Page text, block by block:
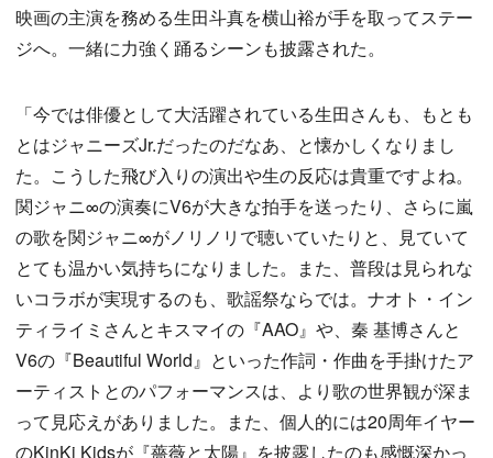
映画の主演を務める生田斗真を横山裕が手を取ってステー
ジへ。一緒に力強く踊るシーンも披露された。
「今では俳優として大活躍されている生田さんも、もとも
とはジャニーズJr.だったのだなあ、と懐かしくなりまし
た。こうした飛び入りの演出や生の反応は貴重ですよね。
関ジャニ∞の演奏にV6が大きな拍手を送ったり、さらに嵐
の歌を関ジャニ∞がノリノリで聴いていたりと、見ていて
とても温かい気持ちになりました。また、普段は見られな
いコラボが実現するのも、歌謡祭ならでは。ナオト・イン
ティライミさんとキスマイの『AAO』や、秦 基博さんと
V6の『Beautiful World』といった作詞・作曲を手掛けたア
ーティストとのパフォーマンスは、より歌の世界観が深ま
って見応えがありました。また、個人的には20周年イヤー
のKinKi Kidsが『薔薇と太陽』を披露したのも感慨深かっ